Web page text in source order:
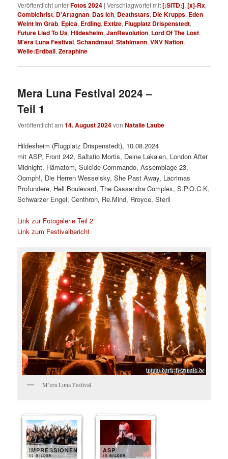
Veröffentlicht unterFotos 2024 |Verschlagwortet mit[:SITD:],[x]-Rx,
Combichrist, D'Artagnan, Das Ich, Deathstars, Die Krupps, Eden
Weint Im Grab, Epica, Erdling, Extize,Flugplatz Drispenstedt,
Future Lied To Us,Hildesheim,JanRevolution, Lord Of The Lost,
M'era Luna Festival,Schandmaul,Stahlmann,VNV Nation,
Welle:Erdball,Zeraphine
Mera Luna Festival 2024 –
Teil 1
Veröffentlicht am14. August 2024vonNatalie Laube
Hildesheim (Flugplatz Drispenstedt), 10.08.2024
mit ASP, Front 242, Saltatio Mortis, Deine Lakaien, London After
Midnight, Hämatom, Suicide Commando, Assemblage 23,
Oomph!, Die Herren Wesselsky, She Past Away, Lacrimas
Profundere, Hell Boulevard, The Cassandra Complex, S.P.O.C.K,
Schwarzer Engel, Centhron, Re.Mind, Rroyce, Steril
Link zur Fotogalerie Teil 2
Link zum Festivalbericht
M’era Luna Festival
IMPRESSIONEN
50 BILDER
ASP
15 BILDER